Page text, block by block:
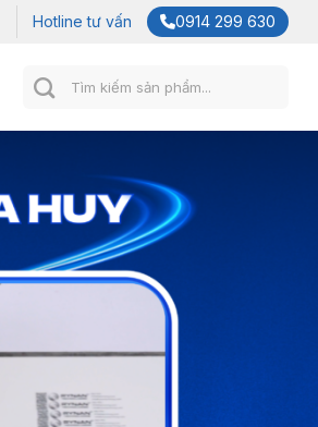
Hotline tư vấn 0914 299 630
Tìm